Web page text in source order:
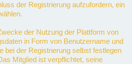
der Registrierung aufzufordern, ein
der Nutzung der Plattform von
in Form von Benutzername und
bei der Registrierung selbst festlegen
Mitglied ist verpflichtet, seine